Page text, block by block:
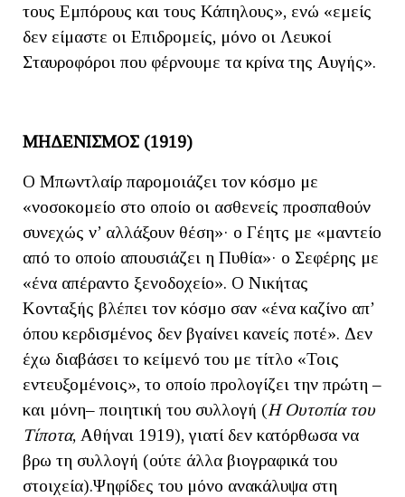
τους Εμπόρους και τους Κάπηλους», ενώ «εμείς
δεν είμαστε οι Επιδρομείς, μόνο οι Λευκοί
Σταυροφόροι που φέρνουμε τα κρίνα της Αυγής».
ΜΗΔΕΝΙΣΜΟΣ (1919)
Ο Μπωντλαίρ παρομοιάζει τον κόσμο με
«νοσοκομείο στο οποίο οι ασθενείς προσπαθούν
συνεχώς ν’ αλλάξουν θέση»· ο Γέητς με «μαντείο
από το οποίο απουσιάζει η Πυθία»· ο Σεφέρης με
«ένα απέραντο ξενοδοχείο». Ο Νικήτας
Κονταξής βλέπει τον κόσμο σαν «ένα καζίνο απ’
όπου κερδισμένος δεν βγαίνει κανείς ποτέ». Δεν
έχω διαβάσει το κείμενό του με τίτλο «Τοις
εντευξομένοις», το οποίο προλογίζει την πρώτη ‒
και μόνη‒ ποιητική του συλλογή (Η Ουτοπία του
Τίποτα, Αθήναι 1919), γιατί δεν κατόρθωσα να
βρω τη συλλογή (ούτε άλλα βιογραφικά του
στοιχεία).Ψηφίδες του μόνο ανακάλυψα στη